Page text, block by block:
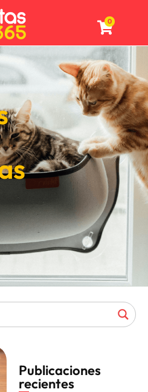
0
Publicaciones
recientes